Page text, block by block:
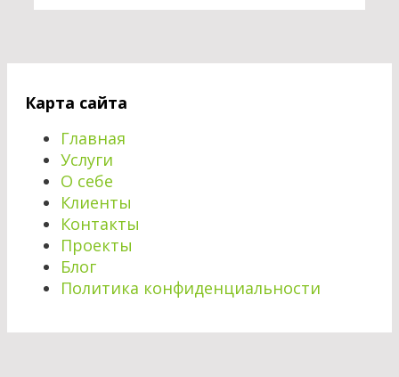
Карта сайта
Главная
Услуги
О себе
Клиенты
Контакты
Проекты
Блог
Политика конфиденциальности